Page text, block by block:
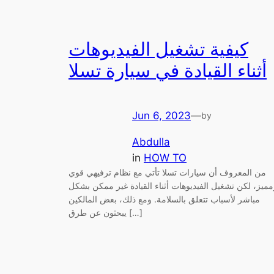
كيفية تشغيل الفيديوهات
أثناء القيادة في سيارة تسلا
Jun 6, 2023—by
Abdulla
in HOW TO
من المعروف أن سيارات تسلا تأتي مع نظام ترفيهي قوي
لكن تشغيل الفيديوهات أثناء القيادة غير ممكن بشكل
مباشر لأسباب تتعلق بالسلامة. ومع ذلك، بعض المالكين
يبحثون عن طرق […]